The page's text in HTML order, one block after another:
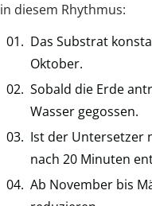
in diesem Rhythmus:
Das Substrat
Oktober.
Sobald die Erde
Wasser gegossen.
Ist der Untersetzer
nach 20 Minuten
Ab November bis